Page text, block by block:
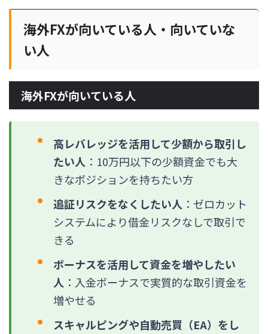
海外FXが向いている人・向いていな
い人
海外FXが向いている人
高レバレッジを活用して少額から取引し
たい人 ：10万円以下の少額資金でも大
きなポジションを持ちたい方
追証リスクをなくしたい人 ：ゼロカット
システムにより借金リスクなしで取引で
きる
ボーナスを活用して資金を増やしたい
人 ：入金ボーナスで実質的な取引資金を
増やせる
スキャルピングや自動売買（EA）をし